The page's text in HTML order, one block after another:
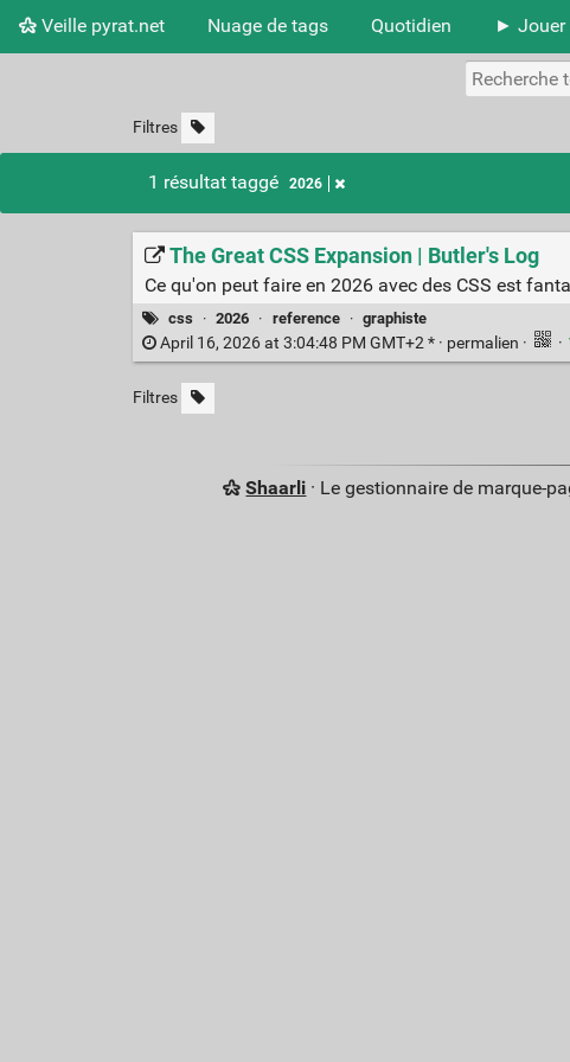
Veille pyrat.net Nuage de tags Quotidien ► Jouer
Filtres
1 résultat taggé 2026
The Great CSS Expansion | Butler's Log
Ce qu'on peut faire en 2026 avec des CSS est
css · 2026 · reference · graphiste
April 16, 2026 at 3:04:48 PM GMT+2 * · permalien · ·
Filtres
Shaarli · Le gestionnaire de marque-